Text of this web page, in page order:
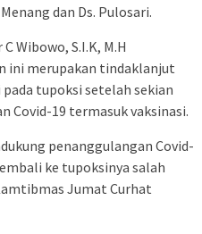
dan Ds. Pulosari.
Wibowo, S.I.K, M.H
ini merupakan tindaklanjut
tupoksi setelah sekian
Covid-19 termasuk vaksinasi.
penanggulangan Covid-
ke tupoksinya salah
Jumat Curhat